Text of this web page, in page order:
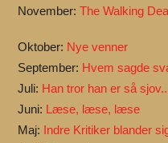
November:The Walking
Oktober: Nye venner
September: Hvem sagde
Juli: Han tror han er så
Juni: Læse, læse, læse
Maj: Indre Kritiker blander